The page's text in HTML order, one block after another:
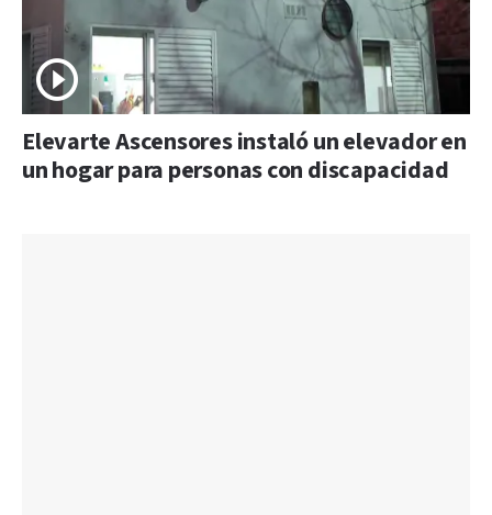
Elevarte Ascensores instaló un elevador en
un hogar para personas con discapacidad